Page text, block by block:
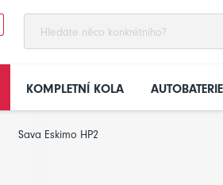
KOMPLETNÍ KOLA AUTOBATERIE
Sava Eskimo HP2